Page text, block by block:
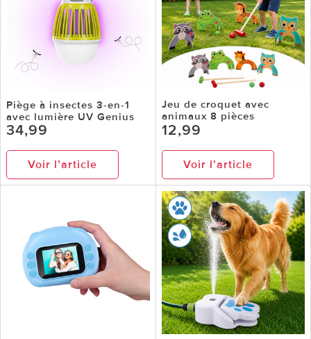
Piège à insectes 3-en-1
avec lumière UV Genius
34,99
Voir l’article
Jeu de croquet avec
animaux 8 pièces
12,99
Voir l’article